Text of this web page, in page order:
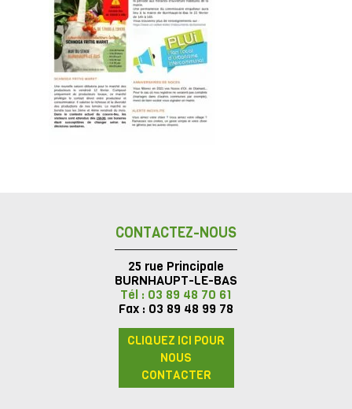
CONTACTEZ-NOUS
25 rue Principale
BURNHAUPT-LE-BAS
Tél : 03 89 48 70 61
Fax : 03 89 48 99 78
CLIQUEZ ICI POUR
NOUS
CONTACTER